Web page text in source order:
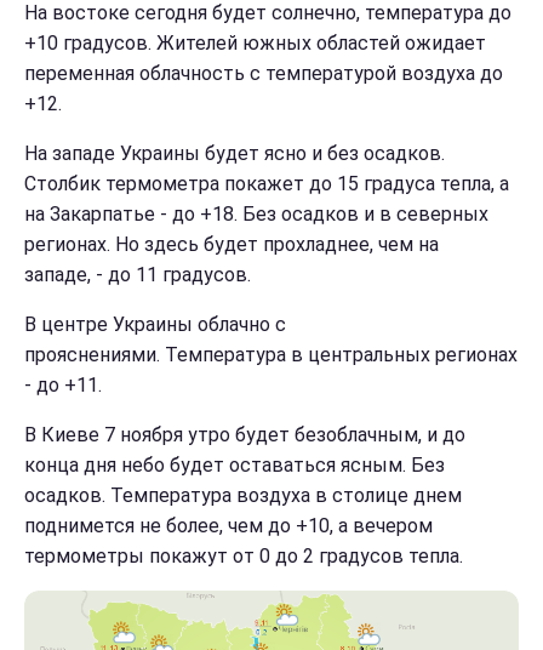
На востоке сегодня будет солнечно, температура до
+10 градусов. Жителей южных областей ожидает
переменная облачность с температурой воздуха до
+12.
На западе Украины будет ясно и без осадков.
Столбик термометра покажет до 15 градуса тепла, а
на Закарпатье - до +18. Без осадков и в северных
регионах. Но здесь будет прохладнее, чем на
западе, - до 11 градусов.
В центре Украины облачно с
прояснениями. Температура в центральных регионах
- до +11.
В Киеве 7 ноября утро будет безоблачным, и до
конца дня небо будет оставаться ясным. Без
осадков. Температура воздуха в столице днем
поднимется не более, чем до +10, а вечером
термометры покажут от 0 до 2 градусов тепла.